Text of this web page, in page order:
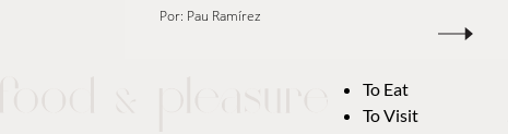
Por: Pau Ramírez
To Eat
To Visit